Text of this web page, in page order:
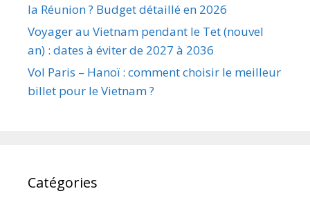
la Réunion ? Budget détaillé en 2026
Voyager au Vietnam pendant le Tet (nouvel
an) : dates à éviter de 2027 à 2036
Vol Paris – Hanoï : comment choisir le meilleur
billet pour le Vietnam ?
Catégories